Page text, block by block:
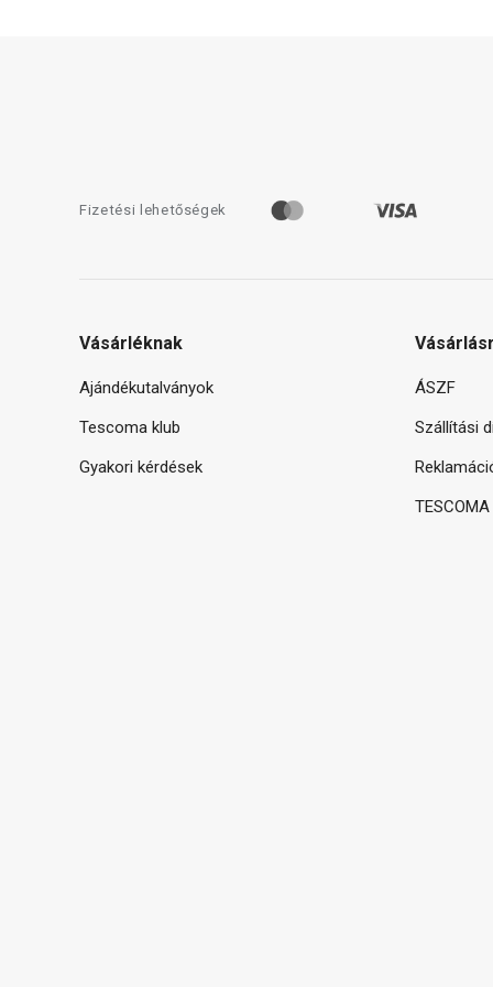
Fizetési lehetőségek
Vásárléknak
Ajándékutalványok
Tescoma klub
Gyakori kérdések
ÁSZF
Szállítási